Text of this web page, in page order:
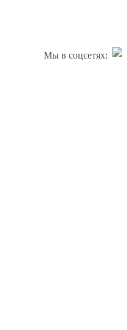
Мы в соцсетях: